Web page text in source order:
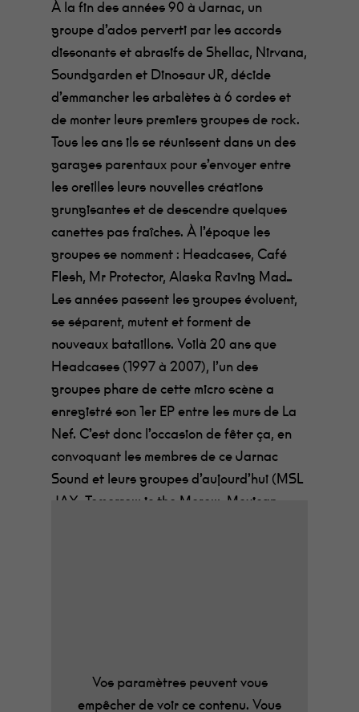
À la fin des années 90 à Jarnac, un
groupe d’ados perverti par les accords
dissonants et abrasifs de Shellac, Nirvana,
Soundgarden et Dinosaur JR, décide
d’emmancher les arbalètes à 6 cordes et
de monter leurs premiers groupes de rock.
Tous les ans ils se réunissent dans un des
garages parentaux pour s’envoyer entre
les oreilles leurs nouvelles créations
grungisantes et de descendre quelques
canettes pas fraîches. À l’époque les
groupes se nomment : Headcases, Café
Flesh, Mr Protector, Alaska Raving Mad…
Les années passent les groupes évoluent,
se séparent, mutent et forment de
nouveaux bataillons. Voilà 20 ans que
Headcases (1997 à 2007), l’un des
groupes phare de cette micro scène a
enregistré son 1er EP entre les murs de La
Nef. C’est donc l’occasion de fêter ça, en
convoquant les membres de ce Jarnac
Sound et leurs groupes d’aujourd’hui (MSL
JAX, Tomorrow is the Morow, Mexican
WINE + MSL JAX + HANDLE +
TOMORROW IS THE MORROW + EPIQ
Vos paramètres peuvent vous
empêcher de voir ce contenu. Vous